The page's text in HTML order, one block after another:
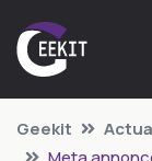
Geekit